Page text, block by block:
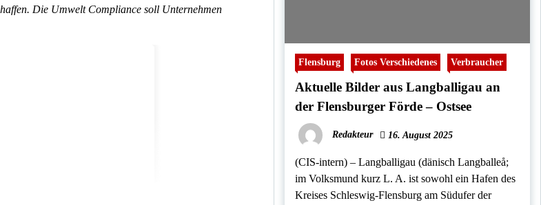
Die Umwelt Compliance soll Unternehmen
Flensburg Fotos Verschiedenes Verbraucher
Aktuelle Bilder aus Langballigau an
der Flensburger Förde – Ostsee
Redakteur 16. August 2025
(CIS-intern) – Langballigau (dänisch Langballeå;
im Volksmund kurz L. A. ist sowohl ein Hafen des
Kreises Schleswig-Flensburg am Südufer der